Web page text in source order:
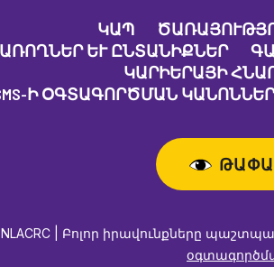
ԿԱՊ
ԵՒ ԸՆՏԱՆԻՔՆԵՐ
ԿԱՐԻԵՐԱՅԻ
Ի ՕԳՏԱԳՈՐԾՄԱՆ
| Բոլոր իրավունքները